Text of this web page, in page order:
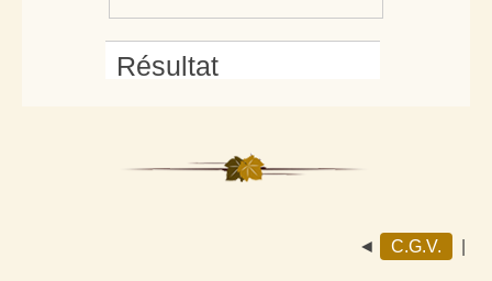
Résultat
◄ C.G.V.